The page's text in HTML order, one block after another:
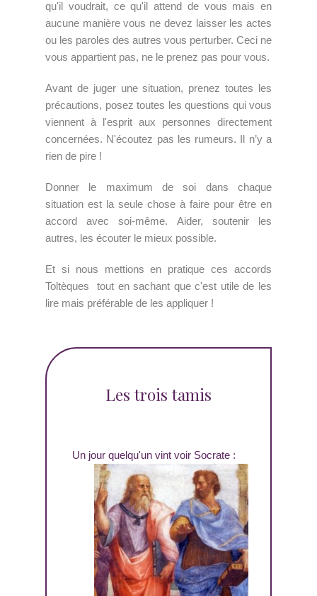
qu'il voudrait, ce qu'il attend de vous mais en
aucune manière vous ne devez laisser les actes
ou les paroles des autres vous perturber. Ceci ne
vous appartient pas, ne le prenez pas pour vous.
Avant de juger une situation, prenez toutes les
précautions, posez toutes les questions qui vous
viennent à l'esprit aux personnes directement
concernées. N'écoutez pas les rumeurs. Il n’y a
rien de pire !
Donner le maximum de soi dans chaque
situation est la seule chose à faire pour être en
accord avec soi-même. Aider, soutenir les
autres, les écouter le mieux possible.
Et si nous mettions en pratique ces accords
Toltèques tout en sachant que c'est utile de les
lire mais préférable de les appliquer !
Les trois tamis
Un jour quelqu'un vint voir Socrate :